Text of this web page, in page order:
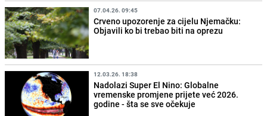
07.04.26. 09:45
Crveno upozorenje za cijelu Njemačku:
Objavili ko bi trebao biti na oprezu
12.03.26. 18:38
Nadolazi Super El Nino: Globalne
vremenske promjene prijete već 2026.
godine - šta se sve očekuje